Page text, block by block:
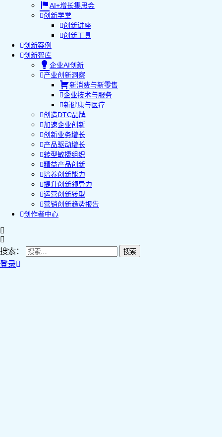
AI+增长集思会
创新学堂
创新讲座
创新工具
创新案例
创新智库
企业AI创新
产业创新洞察
新消费与新零售
企业技术与服务
新健康与医疗
创造DTC品牌
加速企业创新
创新业务增长
产品驱动增长
转型敏捷组织
精益产品创新
培养创新能力
提升创新领导力
运营创新转型
营销创新趋势报告
创作者中心
搜索：
登录